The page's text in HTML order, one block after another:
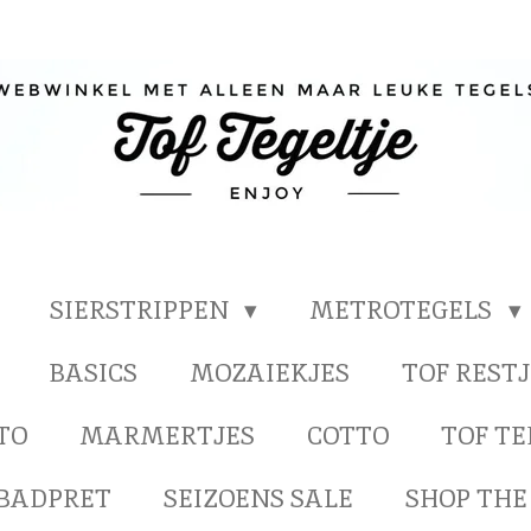
SIERSTRIPPEN
METROTEGELS
BASICS
MOZAIEKJES
TOF
MARMERTJES COTTO
TOF
SEIZOENS SALE SHOP